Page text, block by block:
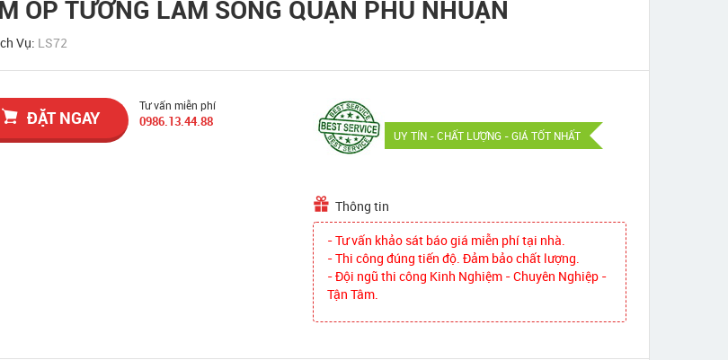
ỐP TƯỜNG LAM SÓNG QUẬN PHÚ NHUẬN
Vụ: LS72
ĐẶT NGAY
Tư vấn miễn phí
0986.13.44.88
UY TÍN - CHẤT LƯỢNG - GIÁ TỐT NHẤT
Thông tin
- Tư vấn khảo sát báo giá miễn phí tại nhà.
- Thi công đúng tiến độ. Đảm bảo chất lượng.
- Đội ngũ thi công Kinh Nghiệm - Chuyên Nghiệp -
Tận Tâm.